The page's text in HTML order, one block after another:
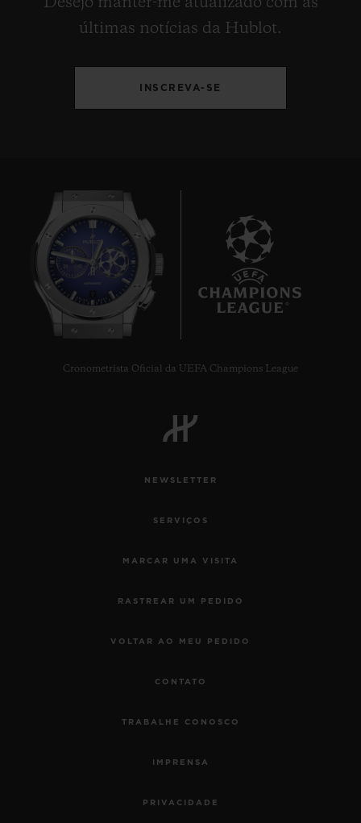
últimas notícias da Hublot.
INSCREVA-SE
7
Cronometrista Oficial da UEFA Champions League
NEWSLETTER
SERVIÇOS
MARCAR UMA VISITA
RASTREAR UM PEDIDO
VOLTAR AO MEU PEDIDO
CONTATO
TRABALHE CONOSCO
IMPRENSA
PRIVACIDADE